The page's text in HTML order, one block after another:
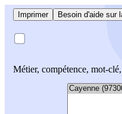
Imprimer Besoin d'aide sur
Métier, compétence, mot-